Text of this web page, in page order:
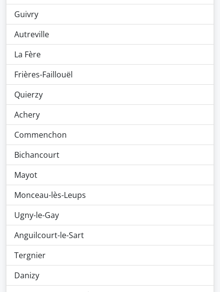
Guivry
Autreville
La Fère
Frières-Faillouël
Quierzy
Achery
Commenchon
Bichancourt
Mayot
Monceau-lès-Leups
Ugny-le-Gay
Anguilcourt-le-Sart
Tergnier
Danizy